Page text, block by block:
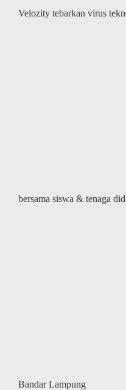
Velozity tebarkan virus
bersama siswa & tenaga
Bandar Lampung